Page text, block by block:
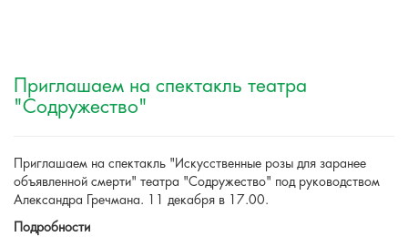
Приглашаем на спектакль театра
"Содружество"
Приглашаем на спектакль "Искусственные розы для заранее
объявленной смерти" театра "Содружество" под руководством
Александра Гречмана. 11 декабря в 17.00.
Подробности